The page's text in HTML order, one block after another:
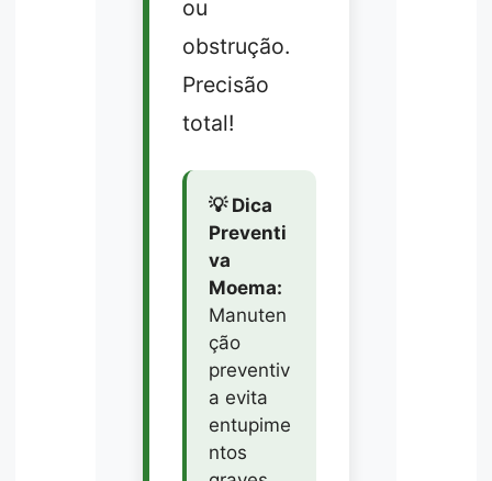
ou
obstrução.
Precisão
total!
💡 Dica
Preventi
va
Moema:
Manuten
ção
preventiv
a evita
entupime
ntos